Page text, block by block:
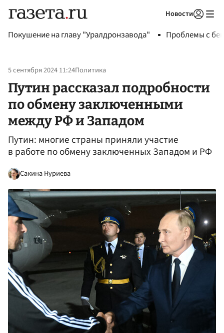
Новости
Покушение на главу "Уралдронзавода" Проблемы с
5 сентября 2024 11:24Политика
Путин рассказал подробности
по обмену заключенными
между РФ и Западом
Путин: многие страны приняли участие
в работе по обмену заключенных Западом и РФ
Сакина Нуриева